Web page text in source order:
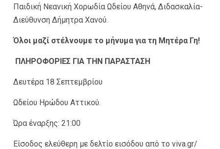
Παιδική Νεανική Χορωδία Ωδείου Αθηνά, Διδασκαλία-
Διεύθυνση Δήμητρα Χανού.
Όλοι μαζί στέλνουμε το μήνυμα για τη Μητέρα Γη!
ΠΛΗΡΟΦΟΡΙΕΣ ΓΙΑ ΤΗΝ ΠΑΡΑΣΤΑΣΗ
Δευτέρα 18 Σεπτεμβρίου
Ωδείου Ηρώδου Αττικού.
Ώρα έναρξης: 21:00
Είσοδος ελεύθερη με δελτίο εισόδου από το viva.gr/